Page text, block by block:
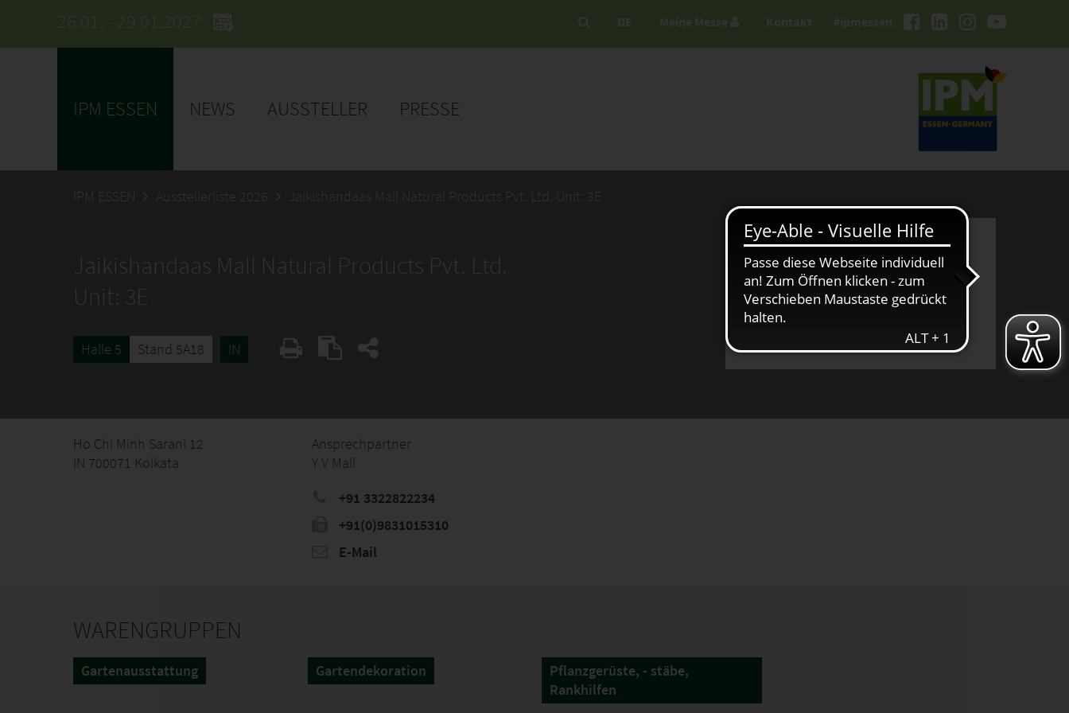
26.01. - 29.01.2027 #ipmessen
DE Meine Messe Kontakt
IPM ESSEN NEWS AUSSTELLER PRESSE
IPM ESSEN Ausstellerliste 2026 Jaikishandaas Mall Natural Products Pvt. Ltd. Unit: 3E
Jaikishandaas Mall Natural Products Pvt. Ltd.
Unit: 3E
Halle 5 Stand 5A18 IN
Ho Chi Minh Sarani 12
IN 700071 Kolkata
Ansprechpartner
Y V Mall
+91 3322822234
+91(0)9831015310
E-Mail
WARENGRUPPEN
Gartenausstattung Gartendekoration
Pflanzgerüste, - stäbe,
Rankhilfen